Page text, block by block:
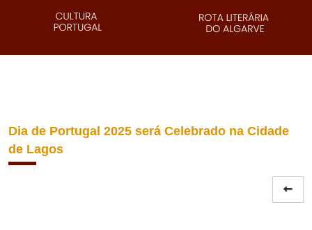
Dia de Portugal 2025 será Celebrado na Cidade
de Lagos